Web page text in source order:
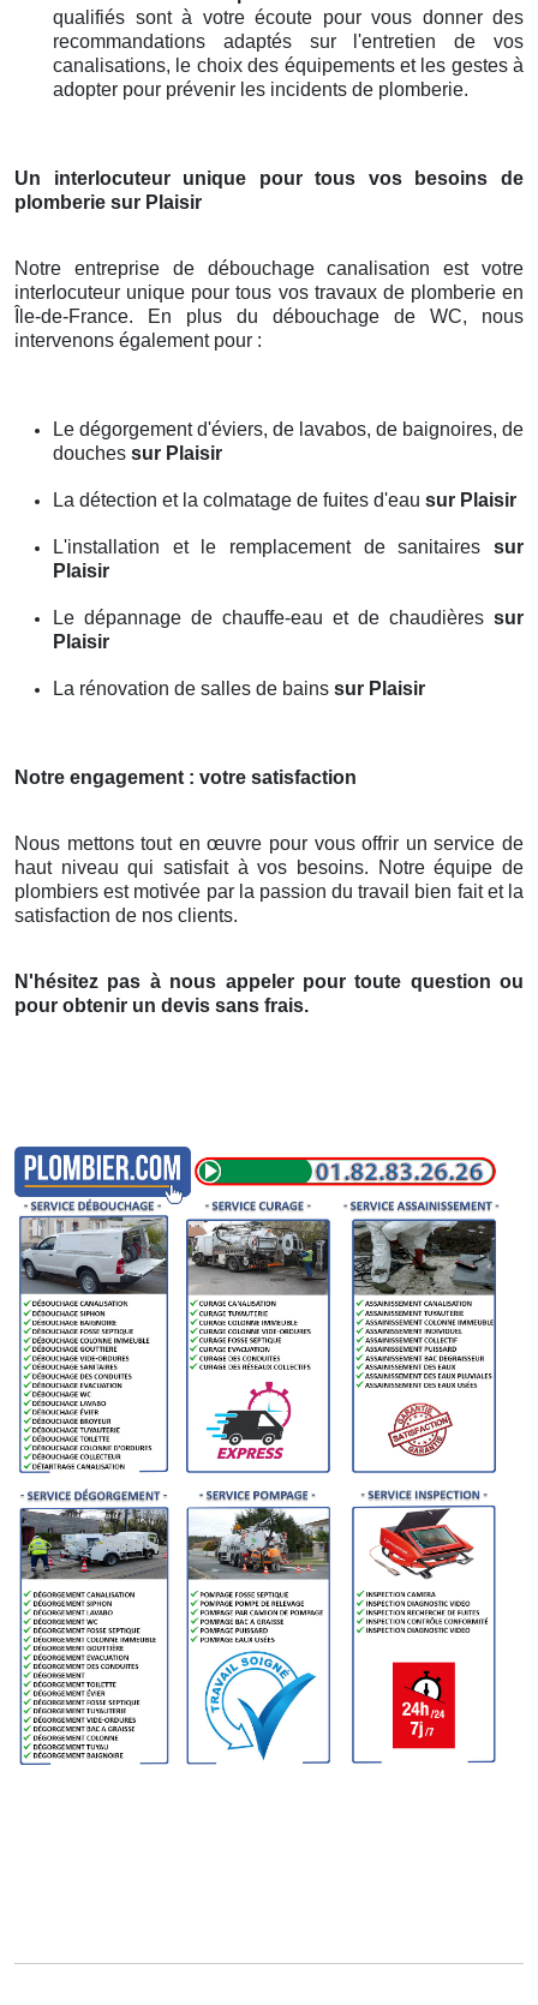
qualifiés sont à votre écoute pour vous donner des
recommandations adaptés sur l'entretien de vos
canalisations, le choix des équipements et les gestes à
adopter pour prévenir les incidents de plomberie.
Un interlocuteur unique pour tous vos besoins de
plomberie sur Plaisir
Notre entreprise de débouchage canalisation est votre
interlocuteur unique pour tous vos travaux de plomberie en
Île-de-France. En plus du débouchage de WC, nous
intervenons également pour :
Le dégorgement d'éviers, de lavabos, de baignoires, de
douches sur Plaisir
La détection et la colmatage de fuites d'eau sur Plaisir
L'installation et le remplacement de sanitaires sur
Plaisir
Le dépannage de chauffe-eau et de chaudières sur
Plaisir
La rénovation de salles de bains sur Plaisir
Notre engagement : votre satisfaction
Nous mettons tout en œuvre pour vous offrir un service de
haut niveau qui satisfait à vos besoins. Notre équipe de
plombiers est motivée par la passion du travail bien fait et la
satisfaction de nos clients.
N'hésitez pas à nous appeler pour toute question ou
pour obtenir un devis sans frais.